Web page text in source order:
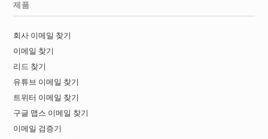
제품
회사 이메일 찾기
이메일 찾기
리드 찾기
유튜브 이메일 찾기
트위터 이메일 찾기
구글 맵스 이메일 찾기
이메일 검증기